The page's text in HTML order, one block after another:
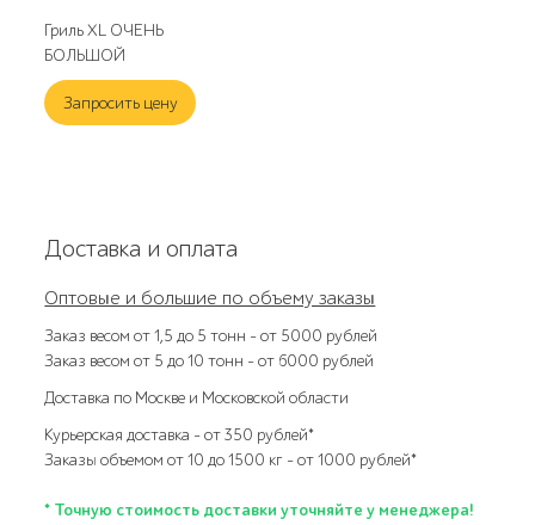
Гриль XL ОЧЕНЬ
БОЛЬШОЙ
Запросить цену
Доставка и оплата
Оптовые и большие по объему заказы
Заказ весом от 1,5 до 5 тонн – от 5000 рублей
Заказ весом от 5 до 10 тонн – от 6000 рублей
Доставка по Москве и Московской области
Курьерская доставка – от 350 рублей*
Заказы объемом от 10 до 1500 кг – от 1000 рублей*
* Точную стоимость доставки уточняйте у менеджера!